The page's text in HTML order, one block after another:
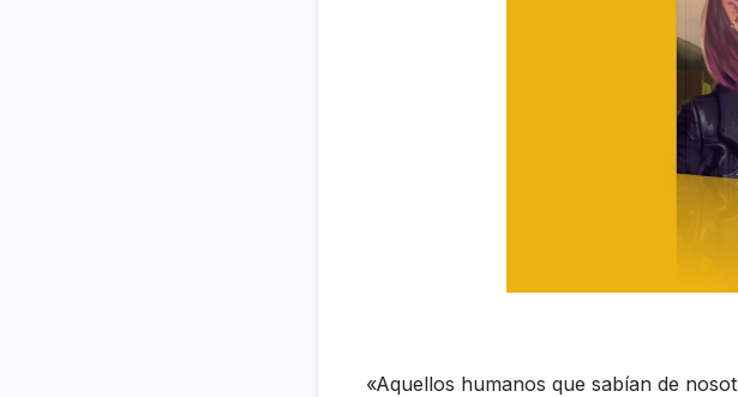
«Aquellos humanos que sabían de